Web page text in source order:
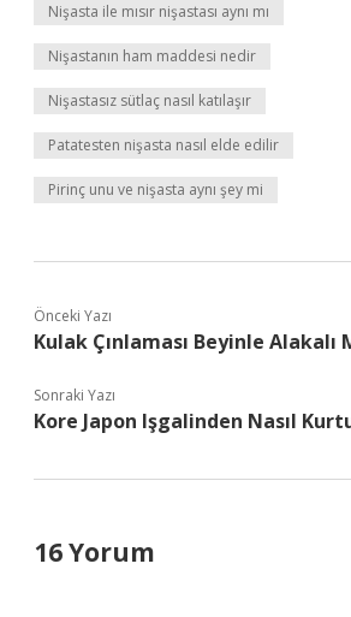
Nişasta ile mısır nişastası aynı mı
Nişastanın ham maddesi nedir
Nişastasız sütlaç nasıl katılaşır
Patatesten nişasta nasıl elde edilir
Pirinç unu ve nişasta aynı şey mi
Önceki Yazı
Kulak Çınlaması Beyinle Alakalı
Sonraki Yazı
Kore Japon Işgalinden Nasıl
16 Yorum